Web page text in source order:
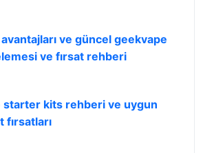
ve güncel geekvape
ve fırsat rehberi
starter kits rehberi ve uygun
fırsatları